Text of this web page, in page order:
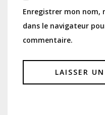
Enregistrer mon nom,
dans le navigateur
commentaire.